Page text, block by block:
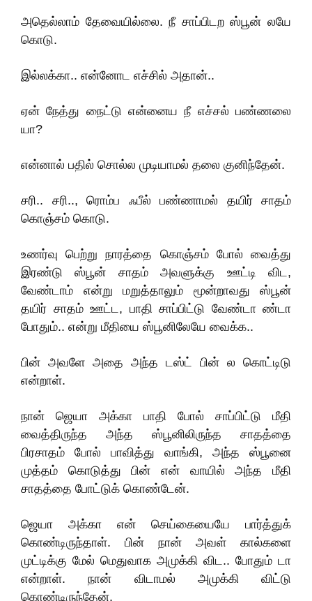
அதெல்லாம் தேவையில்லை. நீ சாப்பிடற ஸ்பூன் லயே
கொடு.
இல்லக்கா.. என்னோட எச்சில் அதான்..
ஏன் நேத்து நைட்டு என்னைய நீ எச்சல் பண்ணலை
யா?
என்னால் பதில் சொல்ல முடியாமல் தலை குனிந்தேன்.
சரி.. சரி.., ரொம்ப ஃபீல் பண்ணாமல் தயிர் சாதம்
கொஞ்சம் கொடு.
உணர்வு பெற்று நாரத்தை கொஞ்சம் போல் வைத்து
இரண்டு ஸ்பூன் சாதம் அவளுக்கு ஊட்டி விட,
வேண்டாம் என்று மறுத்தாலும் மூன்றாவது ஸ்பூன்
தயிர் சாதம் ஊட்ட, பாதி சாப்பிட்டு வேண்டா ண்டா
போதும்.. என்று மீதியை ஸ்பூனிலேயே வைக்க..
பின் அவளே அதை அந்த டஸ்ட் பின் ல கொட்டிடு
என்றாள்.
நான் ஜெயா அக்கா பாதி போல் சாப்பிட்டு மீதி
வைத்திருந்த அந்த ஸ்பூனிலிருந்த சாதத்தை
பிரசாதம் போல் பாவித்து வாங்கி, அந்த ஸ்பூனை
முத்தம் கொடுத்து பின் என் வாயில் அந்த மீதி
சாதத்தை போட்டுக் கொண்டேன்.
ஜெயா அக்கா என் செய்கையையே பார்த்துக்
கொண்டிருந்தாள். பின் நான் அவள் கால்களை
முட்டிக்கு மேல் மெதுவாக அமுக்கி விட.. போதும் டா
என்றாள். நான் விடாமல் அமுக்கி விட்டு
கொண்டிருந்தேன்.